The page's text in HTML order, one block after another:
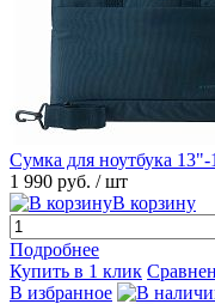
Сумка для ноутбука
1 990 руб. / шт
В корзину
Подробнее
Купить в 1 клик
В избранное